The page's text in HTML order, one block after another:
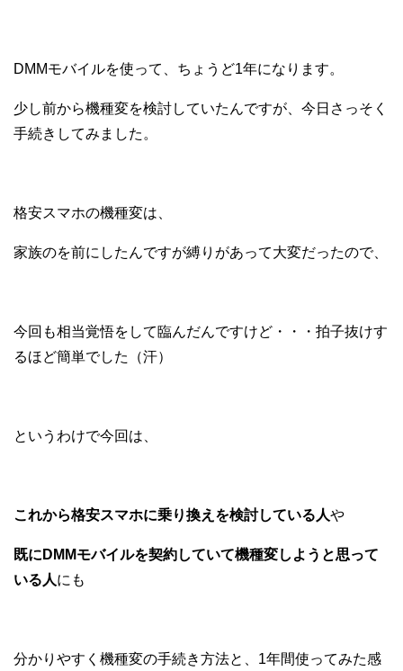
DMMモバイルを使って、ちょうど1年になります。
少し前から機種変を検討していたんですが、今日さっそく
手続きしてみました。
格安スマホの機種変は、
家族のを前にしたんですが縛りがあって大変だったので、
今回も相当覚悟をして臨んだんですけど・・・拍子抜けす
るほど簡単でした（汗）
というわけで今回は、
これから格安スマホに乗り換えを検討している人や
既にDMMモバイルを契約していて機種変しようと思って
いる人にも
分かりやすく機種変の手続き方法と、1年間使ってみた感